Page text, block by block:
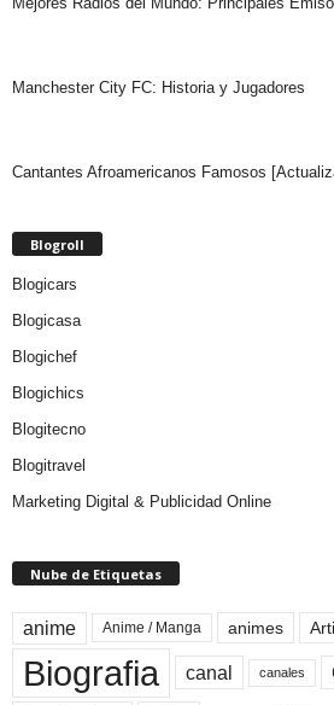
Manchester City FC: Historia y Jugadores
Cantantes Afroamericanos Famosos
Blogroll
Blogicars
Blogicasa
Blogichef
Blogichics
Blogitecno
Blogitravel
Marketing Digital & Publicidad Online
Nube de Etiquetas
anime Anime / Manga animes
Biografia canal canales